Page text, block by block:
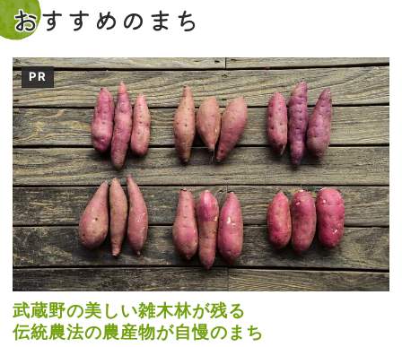
おすすめのまち
PR
武蔵野の美しい雑木林が残る
伝統農法の農産物が自慢のまち